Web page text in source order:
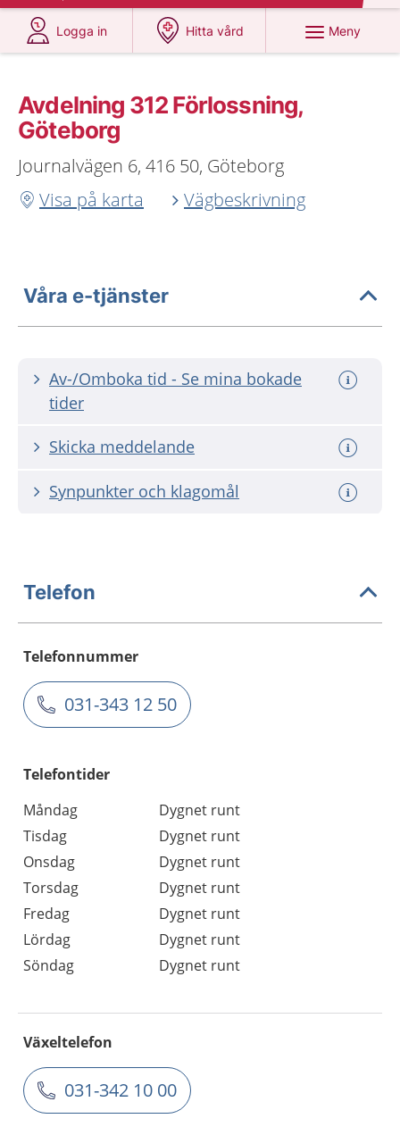
Logga in
på 1177.se
Hitta vård
på 1177.se
Meny
Avdelning 312 Förlossning,
Göteborg
Journalvägen 6, 416 50, Göteborg
Visa på karta
Vägbeskrivning
Våra e-tjänster
Av-/Omboka tid - Se mina bokade
tider
Skicka meddelande
Synpunkter och klagomål
Telefon
Telefonnummer
031-343 12 50
Telefontider
Måndag
Dygnet runt
Tisdag
Dygnet runt
Onsdag
Dygnet runt
Torsdag
Dygnet runt
Fredag
Dygnet runt
Lördag
Dygnet runt
Söndag
Dygnet runt
Växeltelefon
031-342 10 00